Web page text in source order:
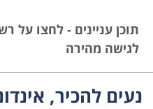
תוכן עניינים - לחצו על
לגישה מהירה
נעים להכיר,